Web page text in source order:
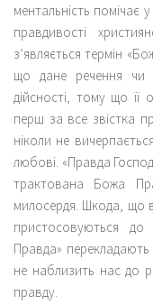
ментальність помічає
правдивості
з’являється термін
що дане речення чи
дійсності, тому що її
перш за все звістка
ніколи не
любові. «Правда
трактована Божа
милосердя. Шкода, що в
пристосовуються
Правда» перекладають
не наблизить нас до
правду.